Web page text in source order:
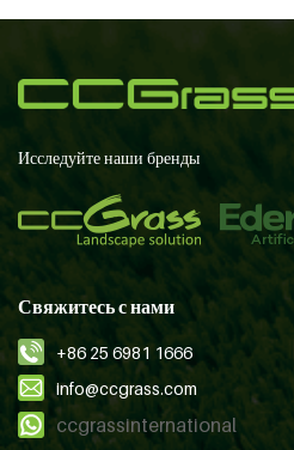
Исследуйте наши бренды
Свяжитесь с нами
+86 25 6981 1666
info@ccgrass.com
ccgrassinternational